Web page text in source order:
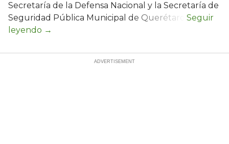
Secretaría de la Defensa Nacional y la Secretaría de
Seguridad Pública Municipal de Querétaro.